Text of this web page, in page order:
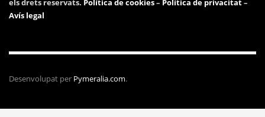
els drets reservats. Política de cookies– Política de privacitat–
Avís legal
Desenvolupat per Pymeralia.com.